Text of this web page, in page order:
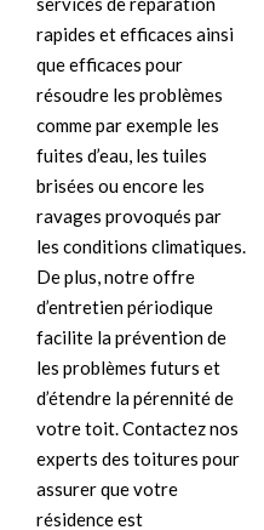
rapides et efficaces ainsi
que efficaces pour
résoudre les problèmes
comme par exemple les
fuites d’eau, les tuiles
brisées ou encore les
ravages provoqués par
les conditions climatiques.
De plus, notre offre
d’entretien périodique
facilite la prévention de
les problèmes futurs et
d’étendre la pérennité de
votre toit. Contactez nos
experts des toitures pour
assurer que votre
résidence est